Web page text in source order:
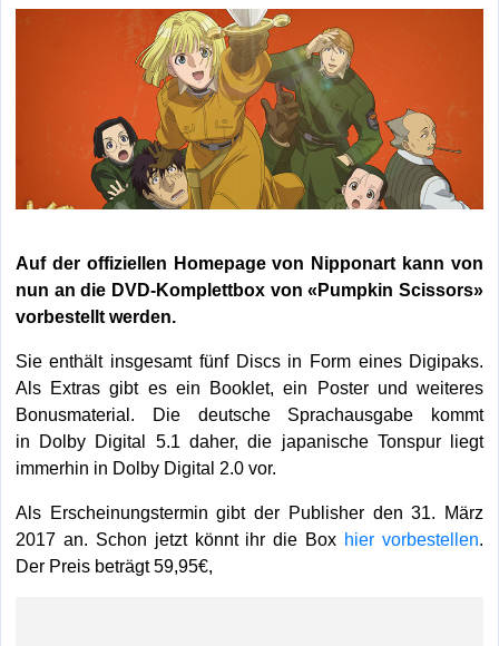
Auf der offiziellen Homepage von Nipponart kann von
nun an die DVD-Komplettbox von «Pumpkin Scissors»
vorbestellt werden.
Sie enthält insgesamt fünf Discs in Form eines Digipaks.
Als Extras gibt es ein Booklet, ein Poster und weiteres
Bonusmaterial. Die deutsche Sprachausgabe kommt
in Dolby Digital 5.1 daher, die japanische Tonspur liegt
immerhin in Dolby Digital 2.0 vor.
Als Erscheinungstermin gibt der Publisher den 31. März
2017 an. Schon jetzt könnt ihr die Box hier vorbestellen.
Der Preis beträgt 59,95€,